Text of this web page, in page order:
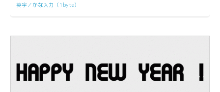
英字／かな入力（1byte）